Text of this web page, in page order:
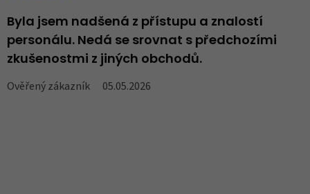
Byla jsem nadšená z přístupu a znalostí
personálu. Nedá se srovnat s předchozími
zkušenostmi z jiných obchodů.
Ověřený zákazník 05.05.2026